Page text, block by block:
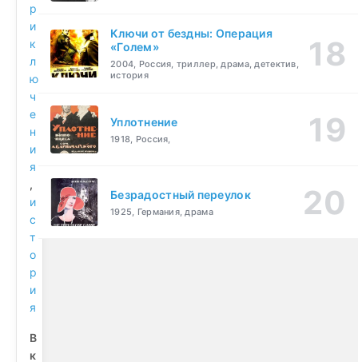
р
и
к
л
ю
ч
е
н
и
я
,
и
с
т
о
р
и
я
В
к
Ключи от бездны: Операция
«Голем»
2004, Россия, триллер, драма, детектив,
история
Уплотнение
1918, Россия,
Безрадостный переулок
1925, Германия, драма